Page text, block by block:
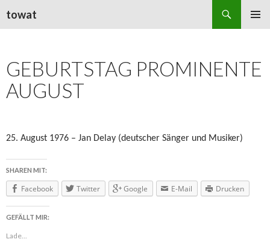
towat
GEBURTSTAG PROMINENTE
AUGUST
25. August 1976 – Jan Delay (deutscher Sänger und Musiker)
SHAREN MIT:
Facebook Twitter Google E-Mail Drucken
GEFÄLLT MIR:
Lade...